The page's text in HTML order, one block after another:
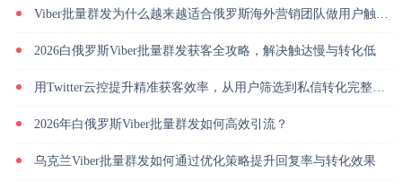
Viber批量群发为什么越来越适合俄罗斯海外营销团队做用户触达？
2026白俄罗斯Viber批量群发获客全攻略，解决触达慢与转化低
用Twitter云控提升精准获客效率，从用户筛选到私信转化完整解析
2026年白俄罗斯Viber批量群发如何高效引流？
乌克兰Viber批量群发如何通过优化策略提升回复率与转化效果